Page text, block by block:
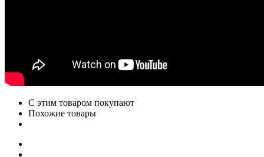
С этим товаром покупают
Похожие товары